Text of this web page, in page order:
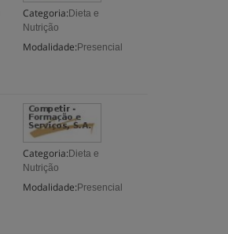
Categoria: Dieta e
Nutrição
Modalidade: Presencial
Categoria: Dieta e
Nutrição
Modalidade: Presencial